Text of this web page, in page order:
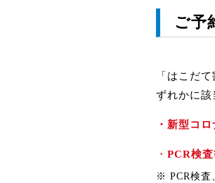
ご予
「はこだ
ずれかに該
・新型コ
・ PCR検
※ PCR検査